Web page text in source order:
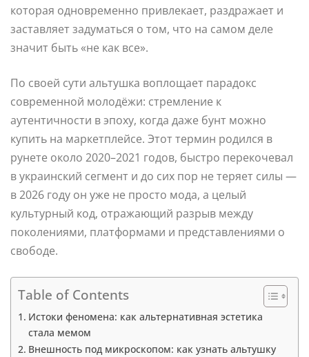
которая одновременно привлекает, раздражает и
заставляет задуматься о том, что на самом деле
значит быть «не как все».
По своей сути альтушка воплощает парадокс
современной молодёжи: стремление к
аутентичности в эпоху, когда даже бунт можно
купить на маркетплейсе. Этот термин родился в
рунете около 2020–2021 годов, быстро перекочевал
в украинский сегмент и до сих пор не теряет силы —
в 2026 году он уже не просто мода, а целый
культурный код, отражающий разрыв между
поколениями, платформами и представлениями о
свободе.
Table of Contents
Истоки феномена: как альтернативная эстетика
стала мемом
Внешность под микроскопом: как узнать альтушку